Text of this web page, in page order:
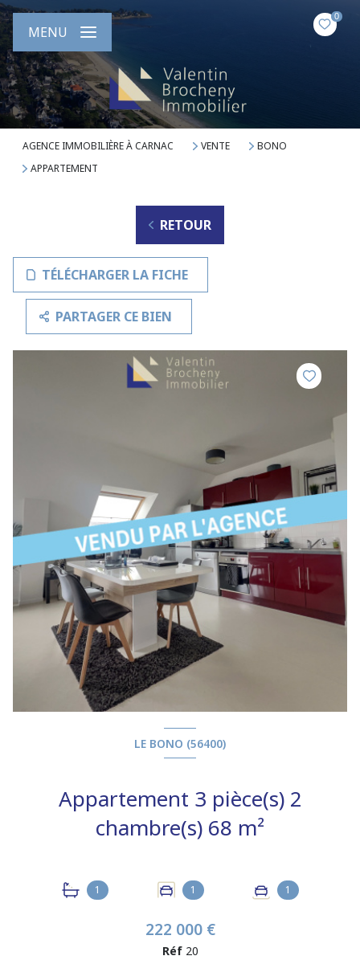
0
MENU
AGENCE IMMOBILIÈRE À CARNAC VENTE
BONO
APPARTEMENT
RETOUR
TÉLÉCHARGER LA FICHE
PARTAGER CE BIEN
LE BONO (56400)
Appartement 3 pièce(s) 2
chambre(s) 68 m²
1 1 1
222 000 €
Réf 20